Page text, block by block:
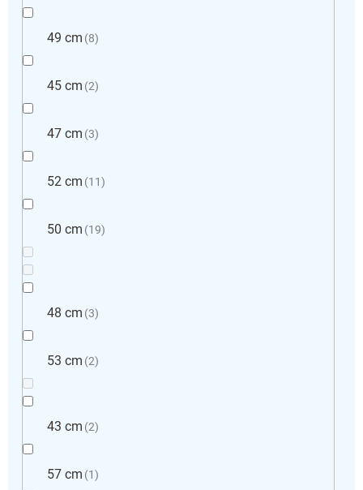
49 cm 8
45 cm 2
47 cm 3
52 cm 11
50 cm 19
48 cm 3
53 cm 2
43 cm 2
57 cm 1